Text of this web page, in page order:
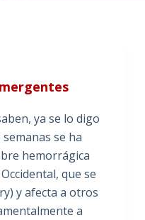
ya se lo digo
se ha
hemorrágica
que se
y afecta a otros
a